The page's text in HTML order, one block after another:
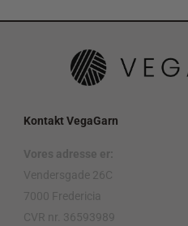
Kontakt VegaGarn
Vores adresse er:
Vendersgade 26C
7000 Fredericia
CVR nr. 36593989